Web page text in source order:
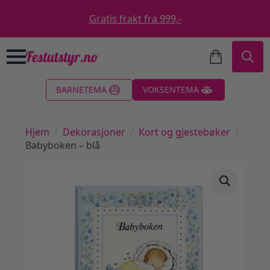
Gratis frakt fra 999,-
BARNETEMA VOKSENTEMA
Hjem Dekorasjoner
Kort og gjestebøker
Babyboken – blå